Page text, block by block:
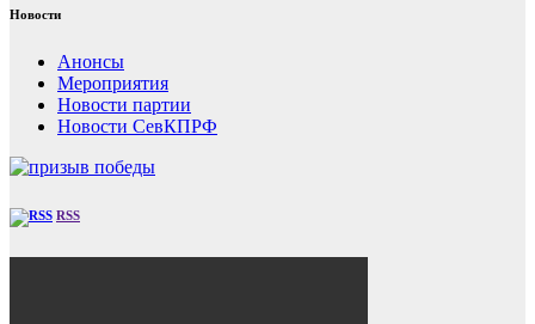
Новости
Анонсы
Мероприятия
Новости партии
Новости СевКПРФ
RSS